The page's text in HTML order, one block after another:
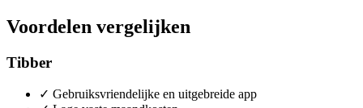
Voordelen vergelijken
Tibber
✓ Gebruiksvriendelijke en uitgebreide app